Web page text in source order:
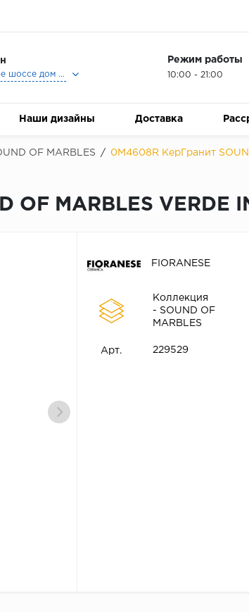
Москва, Ленинградское шоссе дом 25, Торговый Центр Family Room, 2-ой этаж, Магазин Керамический Бум.
Режим работы
10:00 - 21:00
Наши дизайны Доставка
OF MARBLES / 0M4608R КерГранит
OF MARBLES VERDE
FIORANESE
Коллекция
- SOUND OF
MARBLES
Арт. 229529